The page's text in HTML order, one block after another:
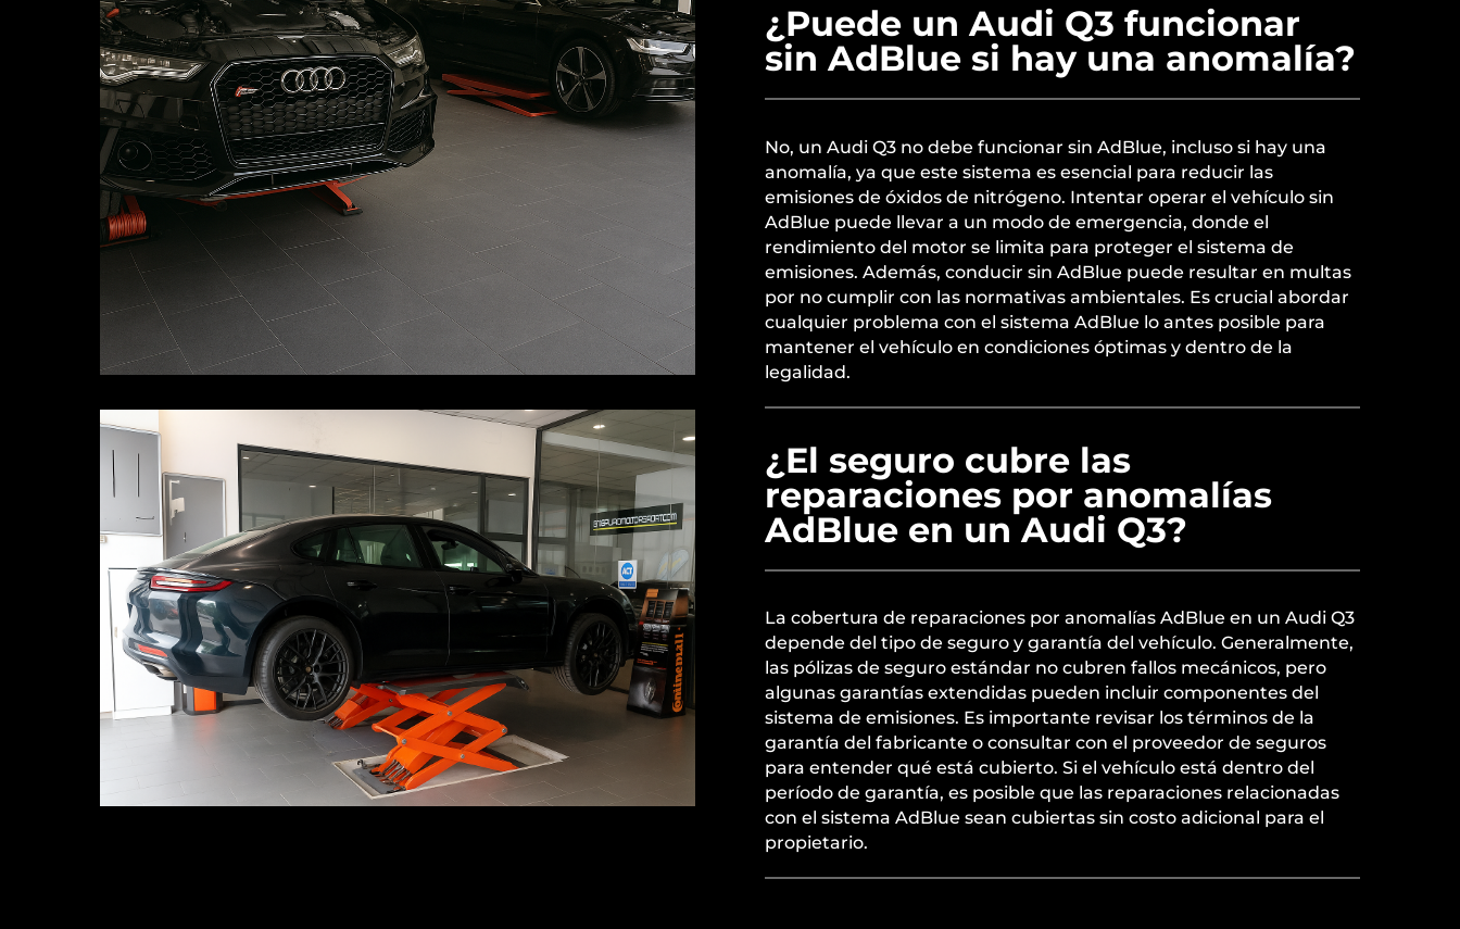
¿Puede un Audi Q3 funcionar
sin AdBlue si hay una anomalía?
No, un Audi Q3 no debe funcionar sin AdBlue, incluso si hay una
anomalía, ya que este sistema es esencial para reducir las
emisiones de óxidos de nitrógeno. Intentar operar el vehículo sin
AdBlue puede llevar a un modo de emergencia, donde el
rendimiento del motor se limita para proteger el sistema de
emisiones. Además, conducir sin AdBlue puede resultar en multas
por no cumplir con las normativas ambientales. Es crucial abordar
cualquier problema con el sistema AdBlue lo antes posible para
mantener el vehículo en condiciones óptimas y dentro de la
legalidad.
¿El seguro cubre las
reparaciones por anomalías
AdBlue en un Audi Q3?
La cobertura de reparaciones por anomalías AdBlue en un Audi Q3
depende del tipo de seguro y garantía del vehículo. Generalmente,
las pólizas de seguro estándar no cubren fallos mecánicos, pero
algunas garantías extendidas pueden incluir componentes del
sistema de emisiones. Es importante revisar los términos de la
garantía del fabricante o consultar con el proveedor de seguros
para entender qué está cubierto. Si el vehículo está dentro del
período de garantía, es posible que las reparaciones relacionadas
con el sistema AdBlue sean cubiertas sin costo adicional para el
propietario.